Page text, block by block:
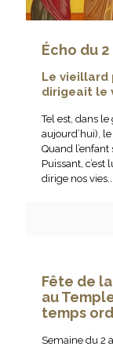
Écho du
Le
dirigeait le
Tel est, dans
aujourd’hui),
Quand
Puissant, c’est
dirige nos vies...
Fête de
au
temps
Semaine du 2